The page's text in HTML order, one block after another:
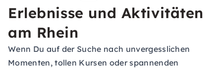
Erlebnisse und Aktivitäten
am Rhein
Wenn Du auf der Suche nach unvergesslichen
Momenten, tollen Kursen oder spannenden